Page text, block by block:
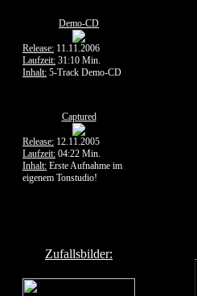
Demo-CD
Release: 11.11.2006
Laufzeit: 31:10 Min.
Inhalt: 5-Track Demo-CD
Captured
Release: 12.11.2005
Laufzeit: 04:22 Min.
Inhalt: Erste Aufnahme im
eigenem Tonstudio!
Zufallsbilder: